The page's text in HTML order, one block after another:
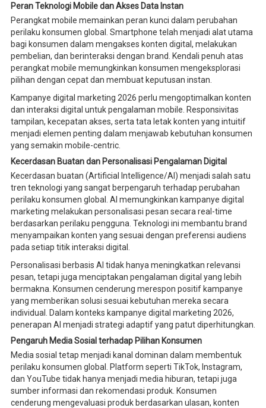
Peran Teknologi Mobile dan Akses Data Instan
Perangkat mobile memainkan peran kunci dalam perubahan
perilaku konsumen global. Smartphone telah menjadi alat utama
bagi konsumen dalam mengakses konten digital, melakukan
pembelian, dan berinteraksi dengan brand. Kendali penuh atas
perangkat mobile memungkinkan konsumen mengeksplorasi
pilihan dengan cepat dan membuat keputusan instan.
Kampanye digital marketing 2026 perlu mengoptimalkan konten
dan interaksi digital untuk pengalaman mobile. Responsivitas
tampilan, kecepatan akses, serta tata letak konten yang intuitif
menjadi elemen penting dalam menjawab kebutuhan konsumen
yang semakin mobile-centric.
Kecerdasan Buatan dan Personalisasi Pengalaman Digital
Kecerdasan buatan (Artificial Intelligence/AI) menjadi salah satu
tren teknologi yang sangat berpengaruh terhadap perubahan
perilaku konsumen global. AI memungkinkan kampanye digital
marketing melakukan personalisasi pesan secara real-time
berdasarkan perilaku pengguna. Teknologi ini membantu brand
menyampaikan konten yang sesuai dengan preferensi audiens
pada setiap titik interaksi digital.
Personalisasi berbasis AI tidak hanya meningkatkan relevansi
pesan, tetapi juga menciptakan pengalaman digital yang lebih
bermakna. Konsumen cenderung merespon positif kampanye
yang memberikan solusi sesuai kebutuhan mereka secara
individual. Dalam konteks kampanye digital marketing 2026,
penerapan AI menjadi strategi adaptif yang patut diperhitungkan.
Pengaruh Media Sosial terhadap Pilihan Konsumen
Media sosial tetap menjadi kanal dominan dalam membentuk
perilaku konsumen global. Platform seperti TikTok, Instagram,
dan YouTube tidak hanya menjadi media hiburan, tetapi juga
sumber informasi dan rekomendasi produk. Konsumen
cenderung mengevaluasi produk berdasarkan ulasan, konten